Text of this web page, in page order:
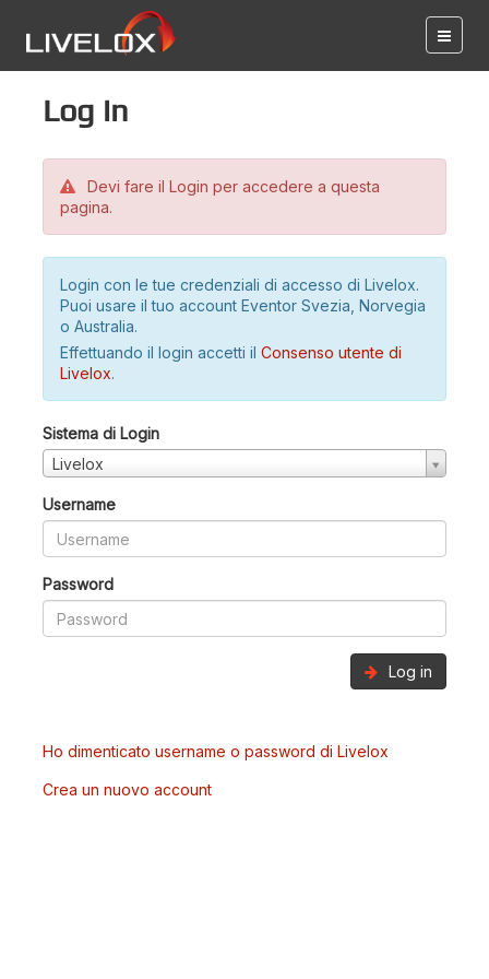
Log in
Devi fare il Login per accedere a questa
pagina.
Login con le tue credenziali di accesso di Livelox.
Puoi usare il tuo account Eventor Svezia, Norvegia
o Australia.
Effettuando il login accetti il Consenso utente di
Livelox.
Sistema di Login
Livelox
Username
Password
Log in
Ho dimenticato username o password di Livelox
Crea un nuovo account